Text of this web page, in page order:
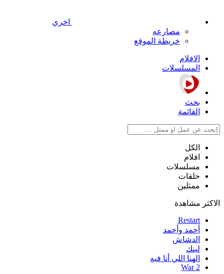
اخري
مصارعه
خريطة الموقع
الافلام
المسلسلات
بحث
القائمة
الكل
افلام
مسلسلات
حلقات
ممثلين
الاكثر مشاهدة
Restart
أحمد وأحمد
الدشاش
لينك
الهنا اللي أنا فيه
War 2